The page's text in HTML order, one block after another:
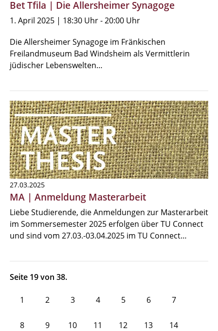
Bet Tfila | Die Allersheimer Synagoge
1. April 2025 | 18:30 Uhr - 20:00 Uhr
Die Allersheimer Synagoge im Fränkischen
Freilandmuseum Bad Windsheim als Vermittlerin
jüdischer Lebenswelten…
27.03.2025
MA | Anmeldung Masterarbeit
Liebe Studierende, die Anmeldungen zur Masterarbeit
im Sommersemester 2025 erfolgen über TU Connect
und sind vom 27.03.-03.04.2025 im TU Connect…
Seite 19 von 38.
1 2 3 4 5 6 7
8 9 10 11 12 13 14